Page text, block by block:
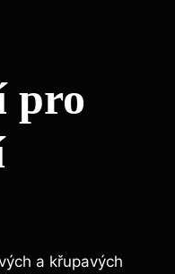
pro
a křupavých